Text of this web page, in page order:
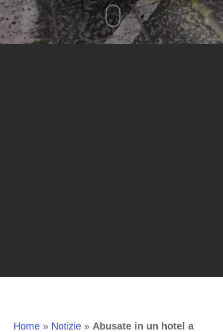
Home» Notizie» Abusate in un hotel a